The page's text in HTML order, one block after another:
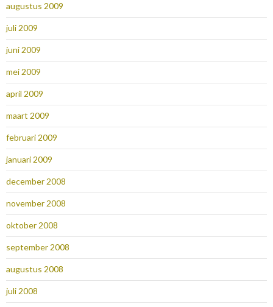
augustus 2009
juli 2009
juni 2009
mei 2009
april 2009
maart 2009
februari 2009
januari 2009
december 2008
november 2008
oktober 2008
september 2008
augustus 2008
juli 2008